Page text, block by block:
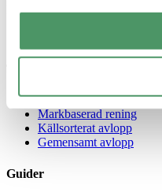
Kivra: 559292-7171
Minireningsverk
Markbaserad rening
Källsorterat avlopp
Gemensamt avlopp
Guider